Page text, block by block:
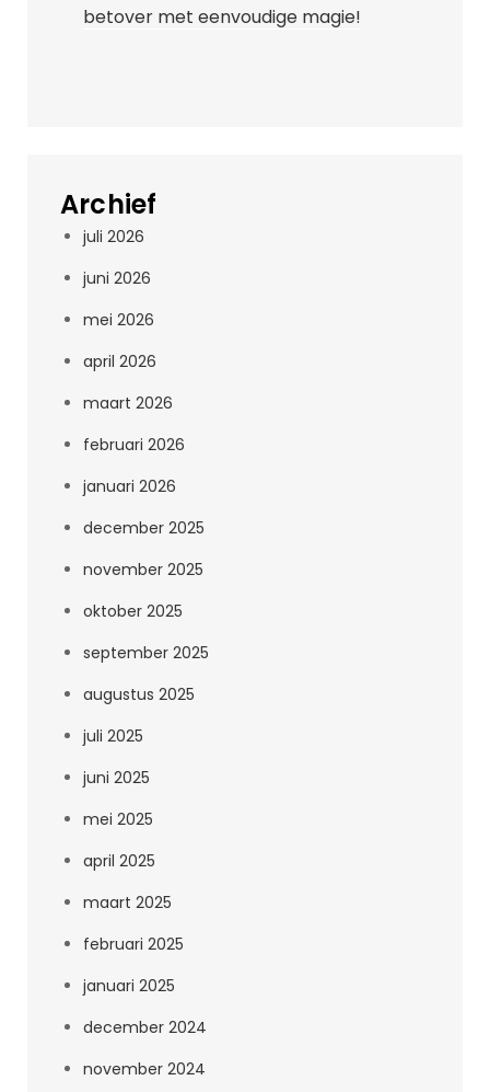
betover met eenvoudige magie!
Archief
juli 2026
juni 2026
mei 2026
april 2026
maart 2026
februari 2026
januari 2026
december 2025
november 2025
oktober 2025
september 2025
augustus 2025
juli 2025
juni 2025
mei 2025
april 2025
maart 2025
februari 2025
januari 2025
december 2024
november 2024